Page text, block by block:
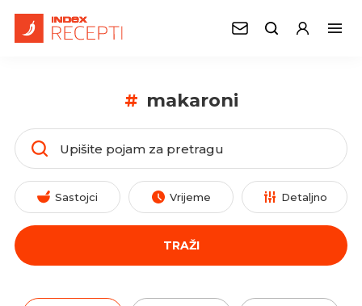
# makaroni
Sastojci Vrijeme Detaljno
TRAŽI